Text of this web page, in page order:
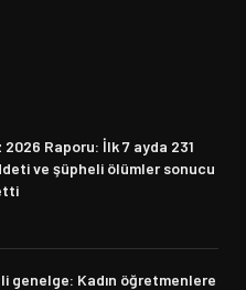
2026 Raporu: İlk 7 ayda 231
ve şüpheli ölümler sonucu
genelge: Kadın öğretmenlere